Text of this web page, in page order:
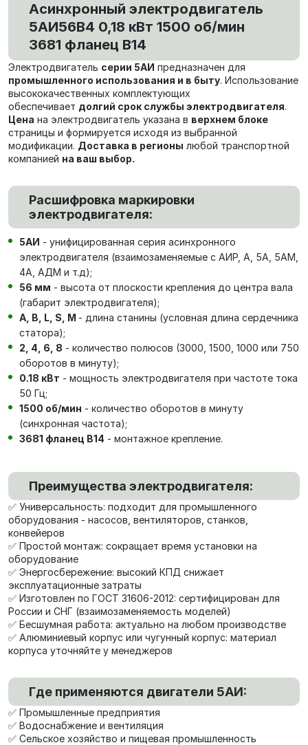
Асинхронный электродвигатель
5АИ56В4 0,18 кВт 1500 об/мин
3681 фланец В14
Электродвигатель серии 5АИ предназначен для
промышленного использования и в быту. Использование
высококачественных комплектующих
обеспечивает долгий срок службы электродвигателя.
Цена на электродвигатель указана в верхнем блоке
страницы и формируется исходя из выбранной
модификации. Доставка в регионы любой транспортной
компанией на ваш выбор.
Расшифровка маркировки
электродвигателя:
5АИ - унифицированная серия асинхронного
электродвигателя (взаимозаменяемые с АИР, А, 5А, 5АМ,
4А, АДМ и т.д);
56 мм - высота от плоскости крепления до центра вала
(габарит электродвигателя);
А, В, L, S, М - длина станины (условная длина сердечника
статора);
2, 4, 6, 8 - количество полюсов (3000, 1500, 1000 или 750
оборотов в минуту);
0.18 кВт - мощность электродвигателя при частоте тока
50 Гц;
1500 об/мин - количество оборотов в минуту
(синхронная частота);
3681 фланец В14 - монтажное крепление.
Преимущества электродвигателя:
✅ Универсальность: подходит для промышленного
оборудования - насосов, вентиляторов, станков,
конвейеров
✅ Простой монтаж: сокращает время установки на
оборудование
✅ Энергосбережение: высокий КПД снижает
эксплуатационные затраты
✅ Изготовлен по ГОСТ 31606-2012: сертифицирован для
России и СНГ (взаимозаменяемость моделей)
✅ Бесшумная работа: актуально на любом производстве
✅ Алюминиевый корпус или чугунный корпус: материал
корпуса уточняйте у менеджеров
Где применяются двигатели 5АИ:
✅ Промышленные предприятия
✅ Водоснабжение и вентиляция
✅ Сельское хозяйство и пищевая промышленность